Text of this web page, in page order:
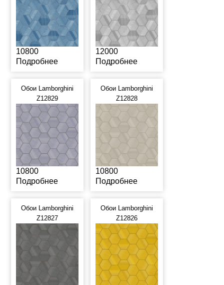
10800
Подробнее
12000
Подробнее
Обои Lamborghini
Z12829
10800
Подробнее
Обои Lamborghini
Z12828
10800
Подробнее
Обои Lamborghini
Z12827
Обои Lamborghini
Z12826